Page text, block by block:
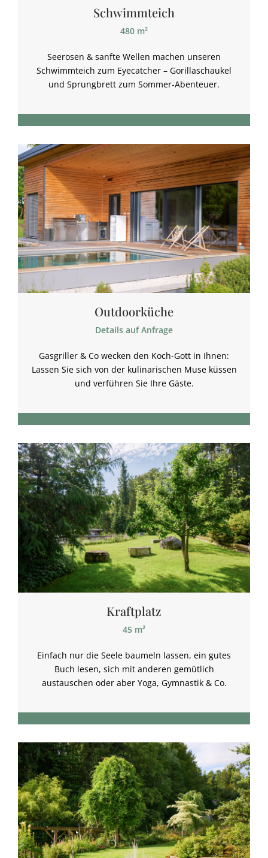
Schwimmteich
480 m²
Seerosen & sanfte Wellen machen unseren
Schwimmteich zum Eyecatcher – Gorillaschaukel
und Sprungbrett zum Sommer-Abenteuer.
Outdoorküche
Details auf Anfrage
Gasgriller & Co wecken den Koch-Gott in Ihnen:
Lassen Sie sich von der kulinarischen Muse küssen
und verführen Sie Ihre Gäste.
Kraftplatz
45 m²
Einfach nur die Seele baumeln lassen, ein gutes
Buch lesen, sich mit anderen gemütlich
austauschen oder aber Yoga, Gymnastik & Co.